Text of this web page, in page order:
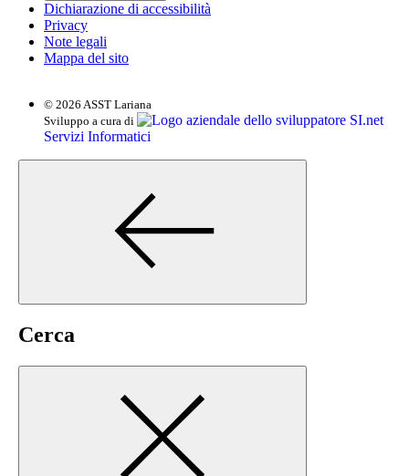
Dichiarazione di accessibilità
Privacy
Note legali
Mappa del sito
© 2026 ASST Lariana
Sviluppo a cura di
SI.net
Servizi Informatici
Cerca